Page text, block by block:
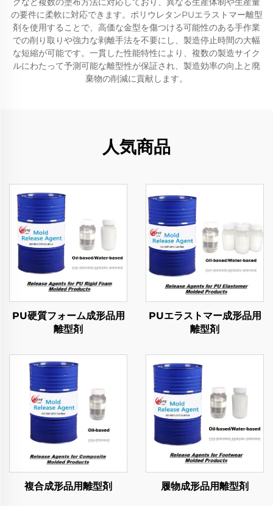
の要件に柔軟に対応できます。ポリウレタンPUエラストマー離型
剤を使用することで、高価な金型を傷つける可能性のある手作業
での削り取りや強力な剥離手法を不要にし、製造停止時間の大幅
な短縮が可能です。一貫した性能特性により、複数の製造サイク
ルにわたって予測可能な離型性が保証され、製造効率の向上と廃
棄物の削減に貢献します。
人気商品
PU硬質フォーム成形品用
離型剤
PUエラストマー成形品用
離型剤
複合成形品用離型剤 履物成形品用離型剤